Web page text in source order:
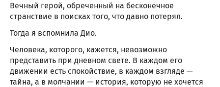
Вечный герой, обреченный на бесконечное
странствие в поисках того, что давно потерял.
Тогда я вспомнила Дио.
Человека, которого, кажется, невозможно
представить при дневном свете. В каждом его
движении есть спокойствие, в каждом взгляде —
тайна, а в молчании — история, которую не хочется